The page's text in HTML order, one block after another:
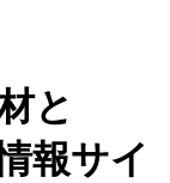
と
報サイ